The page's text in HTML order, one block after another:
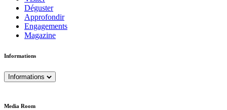
Déguster
Approfondir
Engagements
Magazine
Informations
Informations
Media Room